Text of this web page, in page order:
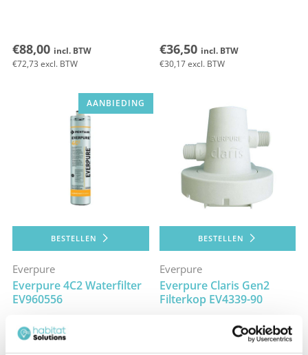
€88,00 incl. BTW
€72,73 excl. BTW
€36,50 incl. BTW
€30,17excl. BTW
AANBIEDING
BESTELLEN
Everpure
Everpure 4C2 Waterfilter
EV960556
BESTELLEN
Everpure
Everpure Claris Gen2
Filterkop EV4339-90